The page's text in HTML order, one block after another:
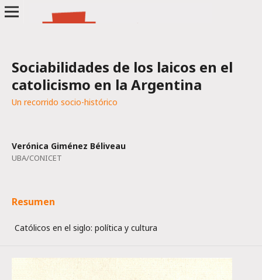
Sociabilidades de los laicos en el
catolicismo en la Argentina
Un recorrido socio-histórico
Verónica Giménez Béliveau
UBA/CONICET
Resumen
Católicos en el siglo: política y cultura